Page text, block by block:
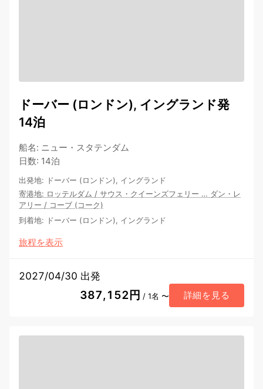
ドーバー (ロンドン), イングランド発
14泊
船名: ニュー・スタテンダム
日数: 14泊
出発地: ドーバー (ロンドン), イングランド
寄港地: ロッテルダム / サウス・クイーンズフェリー … ダン・レ
アリー / コーブ (コーク)
到着地: ドーバー (ロンドン), イングランド
旅程を表示
2027/04/30 出発
387,152円 / 1名 〜 詳細を見る